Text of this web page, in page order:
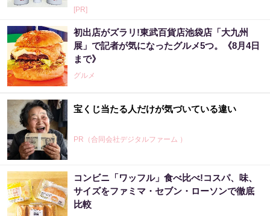
[PR]
初出店がズラリ!東武百貨店池袋店「大九州
展」で記者が気になったグルメ5つ。《8月4日
まで》
グルメ
宝くじ当たる人だけが気づいている違い
PR（合同会社デジタルファーム ）
宝くじの“運任せ”から抜けた人だけ変わる
コンビニ「ワッフル」食べ比べ!コスパ、味、
サイズをファミマ・セブン・ローソンで徹底
比較